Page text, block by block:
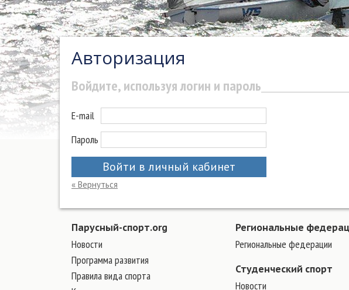
Авторизация
Войдите, используя логин и пароль
E-mail
Пароль
Войти в личный кабинет
« Вернуться
Парусный-спорт.org
Новости
Программа развития
Правила вида спорта
Региональные
Региональные федерации
Студенческий спорт
Новости